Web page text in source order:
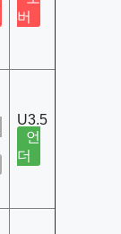
버
U3.5
언
더